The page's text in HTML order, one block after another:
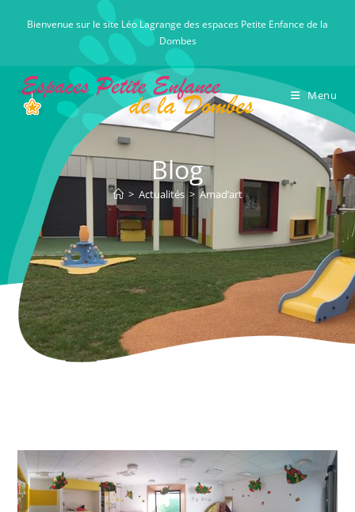
Bienvenue sur le site Léo Lagrange des espaces Petite Enfance de la
Dombes
Menu
Blog
> Actualités > Amad’art